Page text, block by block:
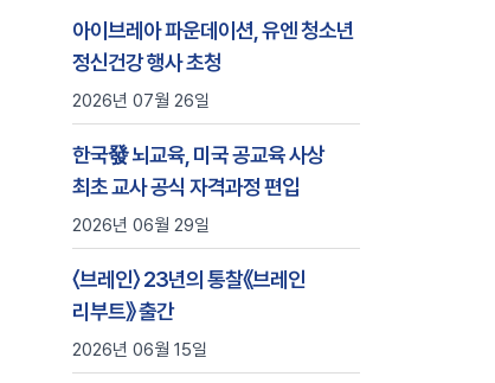
아이브레아 파운데이션, 유엔 청소년
정신건강 행사 초청
2026년 07월 26일
한국發 뇌교육, 미국 공교육 사상
최초 교사 공식 자격과정 편입
2026년 06월 29일
〈브레인〉 23년의 통찰《브레인
리부트》 출간
2026년 06월 15일